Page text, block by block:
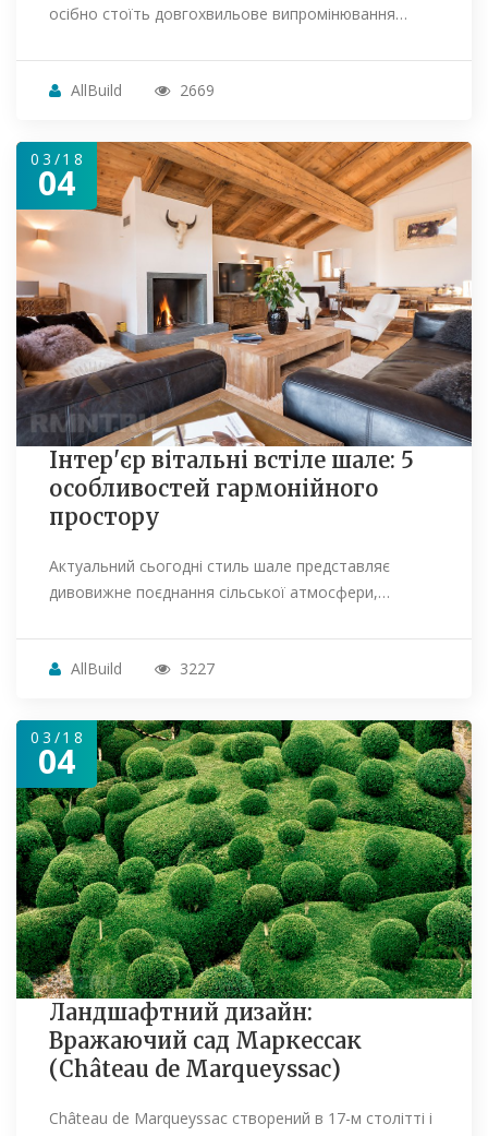
осібно стоїть довгохвильове випромінювання…
AllBuild 2669
03/18
04
Інтер'єр вітальні встіле шале: 5
особливостей гармонійного
простору
Актуальний сьогодні стиль шале представляє
дивовижне поєднання сільської атмосфери,…
AllBuild 3227
03/18
04
Ландшафтний дизайн:
Вражаючий сад Маркессак
(Château de Marqueyssac)
Château de Marqueyssac створений в 17-м столітті і